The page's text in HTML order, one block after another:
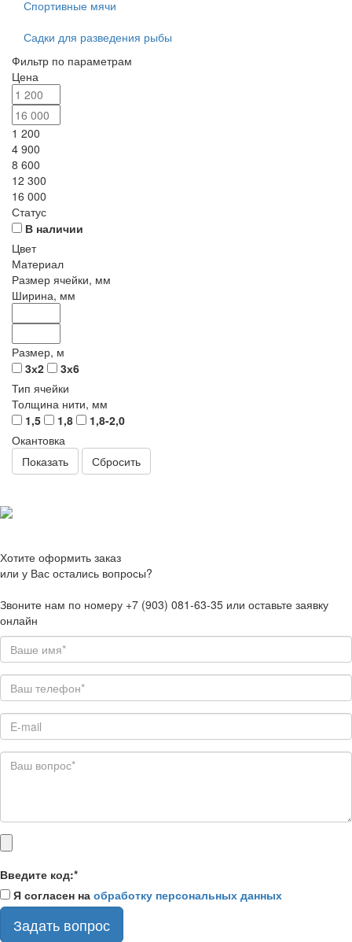
Спортивные мячи
Садки для разведения рыбы
Фильтр по параметрам
Цена
1 200
4 900
8 600
12 300
16 000
Статус
В наличии
Цвет
Материал
Размер ячейки, мм
Ширина, мм
Размер, м
3х2
3х6
Тип ячейки
Толщина нити, мм
1,5
1,8
1,8-2,0
Окантовка
Сбросить
Хотите оформить заказ
или у Вас остались вопросы?
Звоните нам по номеру +7 (903) 081-63-35 или оставьте заявку
онлайн
Введите код:*
Я согласен на обработку персональных данных
Задать вопрос